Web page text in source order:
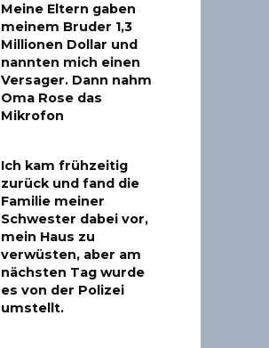
Meine Eltern gaben
meinem Bruder 1,3
Millionen Dollar und
nannten mich einen
Versager. Dann nahm
Oma Rose das
Mikrofon
Ich kam frühzeitig
zurück und fand die
Familie meiner
Schwester dabei vor,
mein Haus zu
verwüsten, aber am
nächsten Tag wurde
es von der Polizei
umstellt.